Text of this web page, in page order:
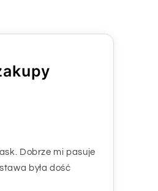
Dobrze mi pasuje
była dość